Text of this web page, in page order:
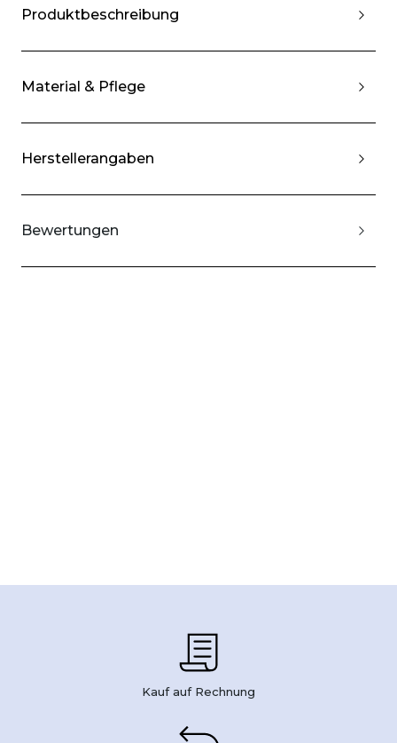
Produktbeschreibung
Material & Pflege
Herstellerangaben
Bewertungen
Kauf auf Rechnung